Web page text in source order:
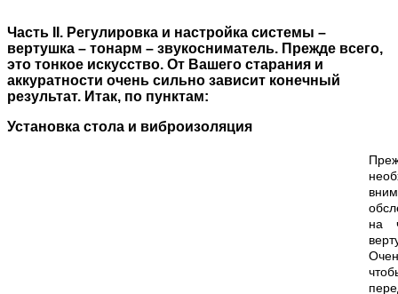
Часть II. Регулировка и настройка системы –
вертушка – тонарм – звукосниматель. Прежде всего,
это тонкое искусство. От Вашего старания и
аккуратности очень сильно зависит конечный
результат. Итак, по пунктам:
Установка стола и виброизоляция
на